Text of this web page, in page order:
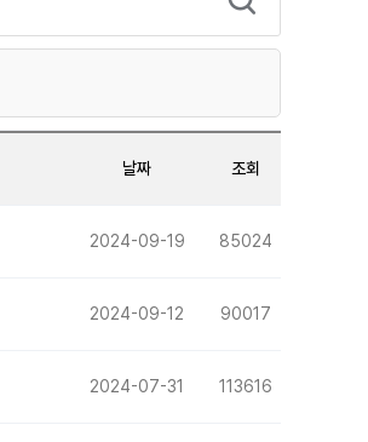
날짜 조회
2024-09-19 85024
2024-09-12 90017
2024-07-31 113616